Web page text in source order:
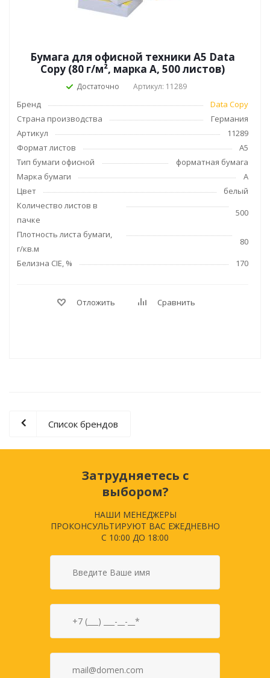
Бумага для офисной техники А5 Data
Copy (80 г/м², марка А, 500 листов)
Достаточно Артикул: 11289
Бренд
Data Copy
Страна производства
Германия
Артикул
11289
Формат листов
А5
Тип бумаги офисной
форматная бумага
Марка бумаги
А
Цвет
белый
Количество листов в
пачке
500
Плотность листа бумаги,
г/кв.м
80
Белизна CIE, %
170
Отложить Сравнить
Список брендов
Затрудняетесь с
выбором?
НАШИ МЕНЕДЖЕРЫ
ПРОКОНСУЛЬТИРУЮТ ВАС ЕЖЕДНЕВНО
С 10:00 ДО 18:00